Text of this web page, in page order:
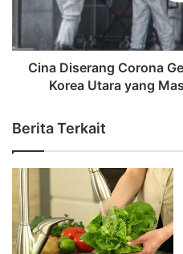
Cina Diserang Corona
Korea Utara yang
Berita Terkait